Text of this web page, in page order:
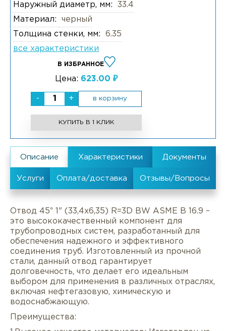
Наружный диаметр, мм:
33.4
Материал:
черный
Толщина стенки, мм:
6.35
все характеристики
В ИЗБРАННОЕ
Цена: 623.00 ₽
- + в корзину
КУПИТЬ В 1 КЛИК
Отвод 45° 1" (33,4х6,35) R=3D BW ASME B 16.9 –
это высококачественный компонент для
трубопроводных систем, разработанный для
обеспечения надежного и эффективного
соединения труб. Изготовленный из прочной
стали, данный отвод гарантирует
долговечность, что делает его идеальным
выбором для применения в различных отраслях,
включая нефтегазовую, химическую и
водоснабжающую.
Преимущества: